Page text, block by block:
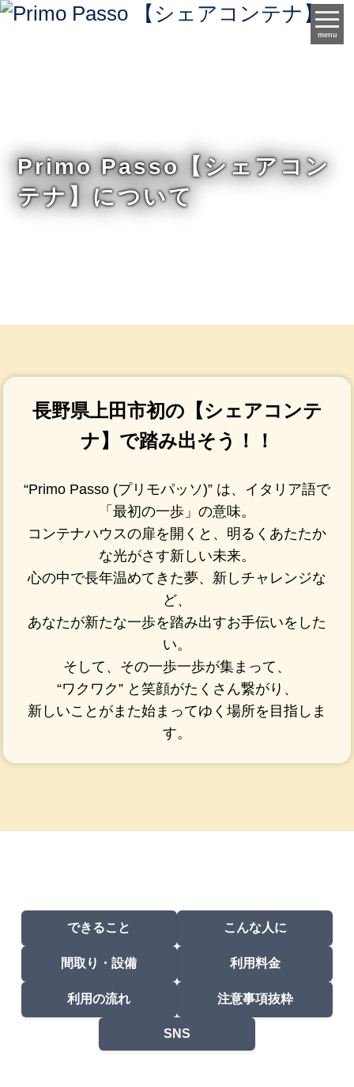
menu
Primo Passo【シェアコン
テナ】について
長野県上田市初の【シェアコンテ
ナ】で踏み出そう！！
“Primo Passo (プリモパッソ)” は、イタリア語で
「最初の一歩」の意味。
コンテナハウスの扉を開くと、明るくあたたか
な光がさす新しい未来。
心の中で長年温めてきた夢、新しチャレンジな
ど、
あなたが新たな一歩を踏み出すお手伝いをした
い。
そして、その一歩一歩が集まって、
“ワクワク” と笑顔がたくさん繋がり、
新しいことがまた始まってゆく場所を目指しま
す。
できること こんな人に
間取り・設備 利用料金
利用の流れ 注意事項抜粋
SNS